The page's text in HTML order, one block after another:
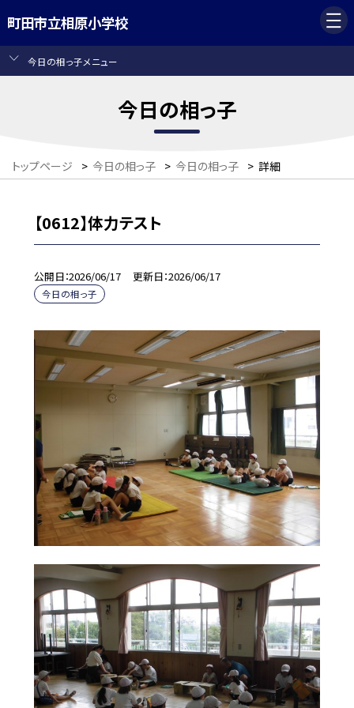
町田市立相原小学校
今日の相っ子メニュー
今日の相っ子
トップページ > 今日の相っ子 > 今日の相っ子 > 詳細
【0612】体力テスト
公開日 2026/06/17 更新日 2026/06/17
今日の相っ子